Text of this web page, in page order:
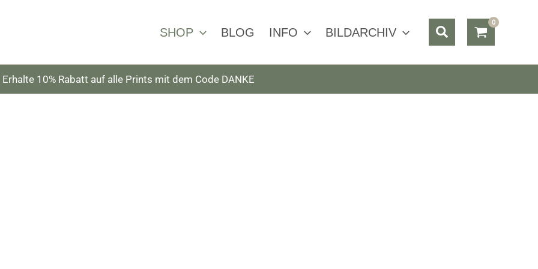
SHOP BLOG INFO BILDARCHIV Suchen
Erhalte 10% Rabatt auf alle Prints mit dem Code DANKE